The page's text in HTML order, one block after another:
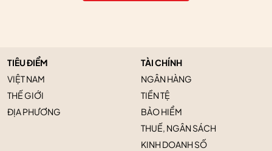
TIÊU ĐIỂM
VIỆT NAM
THẾ GIỚI
ĐỊA PHƯƠNG
TÀI CHÍNH
NGÂN HÀNG
TIỀN TỆ
BẢO HIỂM
THUẾ, NGÂN SÁCH
KINH DOANH SỐ